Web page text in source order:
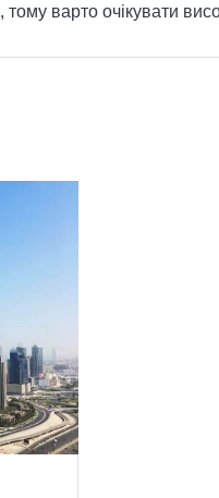
варто очікувати